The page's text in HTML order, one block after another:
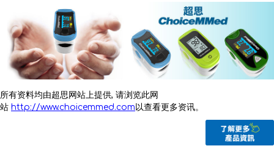
愿望清单 (0)
所有资料均由超思网站上提供, 请浏览此网
站 http://www.choicemmed.com以查看更多资讯。